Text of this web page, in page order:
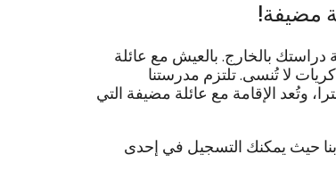
مضيفة!
بالخارج. بالعيش مع عائلة
لا تُنسى. تلتزم مدرستنا
وتُعد الإقامة مع عائلة مضيفة التي
حيث يمكنك التسجيل في إحدى